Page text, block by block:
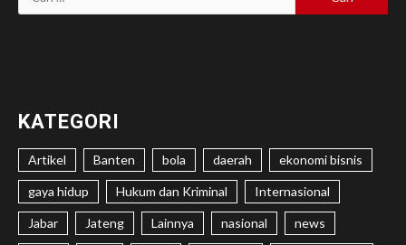
untuk:
KATEGORI
Artikel Banten bola daerah ekonomi bisnis
gaya hidup Hukum dan Kriminal Internasional
Jabar Jateng Lainnya nasional news